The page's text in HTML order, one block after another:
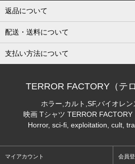
返品について
配送・送料について
支払い方法について
TERROR FACTORY（テ
ホラー,カルト,SF,バイオレン
映画 Tシャツ TERROR FACTORY
Horror, sci-fi, exploitation, cult,
マイアカウント 会員